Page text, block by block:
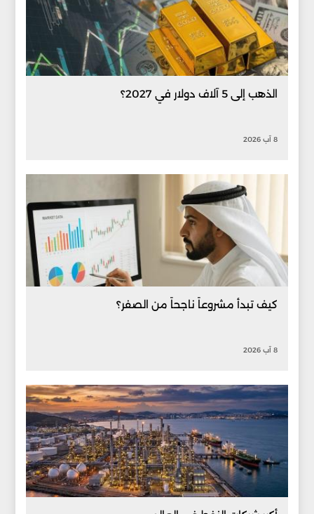
الذهب إلى 5 آلاف دولار في 2027؟
8 آب 2026
كيف تبدأ مشروعاً ناجحاً من الصفر؟
8 آب 2026